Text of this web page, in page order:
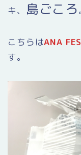
キ、 島ごころ
こちらはANA
す。